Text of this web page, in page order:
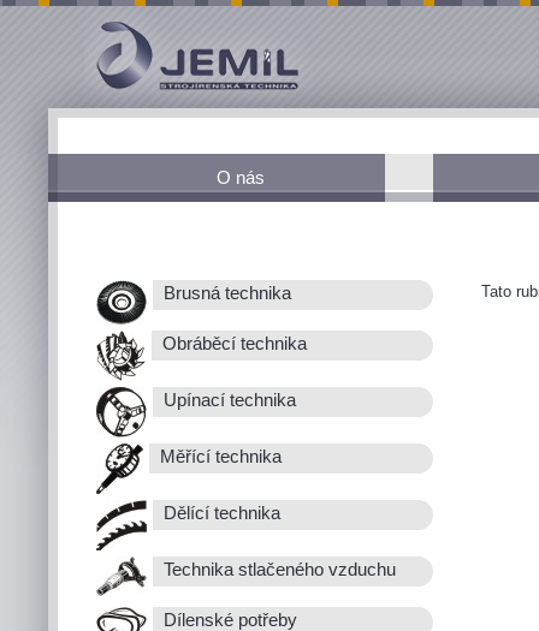
O nás
Brusná technika
Obráběcí technika
Upínací technika
Měřící technika
Dělící technika
Technika stlačeného vzduchu
Dílenské potřeby
Tato